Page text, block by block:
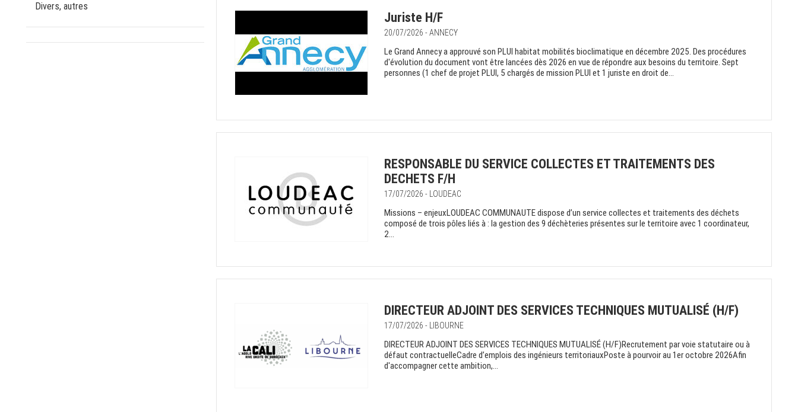
Divers, autres
Juriste H/F
20/07/2026 - ANNECY
Le Grand Annecy a approuvé son PLUI habitat mobilités bioclimatique en décembre 2025. Des procédures
d'évolution du document vont être lancées dès 2026 en vue de répondre aux besoins du territoire. Sept
personnes (1 chef de projet PLUI, 5 chargés de mission PLUI et 1 juriste en droit de...
RESPONSABLE DU SERVICE COLLECTES ET TRAITEMENTS DES
DECHETS F/H
17/07/2026 - LOUDEAC
Missions – enjeuxLOUDEAC COMMUNAUTE dispose d’un service collectes et traitements des déchets
composé de trois pôles liés à : la gestion des 9 déchèteries présentes sur le territoire avec 1 coordinateur,
2...
DIRECTEUR ADJOINT DES SERVICES TECHNIQUES MUTUALISÉ (H/F)
17/07/2026 - LIBOURNE
DIRECTEUR ADJOINT DES SERVICES TECHNIQUES MUTUALISÉ (H/F)Recrutement par voie statutaire ou à
défaut contractuelleCadre d’emplois des ingénieurs territoriauxPoste à pourvoir au 1er octobre 2026Afin
d'accompagner cette ambition,...